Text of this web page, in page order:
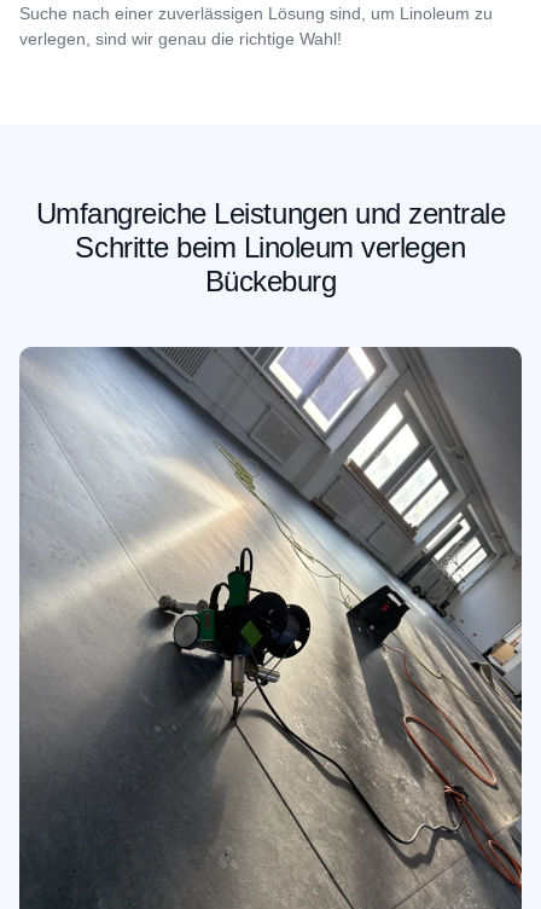
Suche nach einer zuverlässigen Lösung sind, um Linoleum zu
verlegen, sind wir genau die richtige Wahl!
Umfangreiche Leistungen und zentrale
Schritte beim Linoleum verlegen
Bückeburg